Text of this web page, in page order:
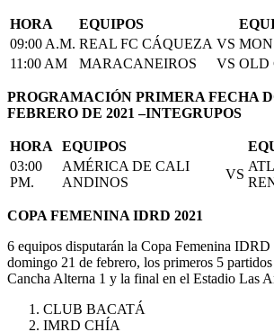
HORA EQUIPOS
09:00 A.M. REAL FC CÁQUEZA VS
11:00 AM
MARACANEIROS VS OLD
PROGRAMACIÓN PRIMERA FECHA
FEBRERO DE 2021 –INTEGRUPOS
HORA EQUIPOS
03:00
PM.
AMÉRICA DE CALI
ANDINOS
VS
COPA FEMENINA IDRD 2021
6 equipos disputarán la Copa Femenina IDRD
domingo 21 de febrero, los primeros 5 partidos
Cancha Alterna 1 y la final en el Estadio Las
CLUB BACATÁ
IMRD CHÍA